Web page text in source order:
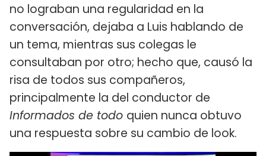
no lograban una regularidad en la
conversación, dejaba a Luis hablando de
un tema, mientras sus colegas le
consultaban por otro; hecho que, causó la
risa de todos sus compañeros,
principalmente la del conductor de
Informados de todo quien nunca obtuvo
una respuesta sobre su cambio de look.